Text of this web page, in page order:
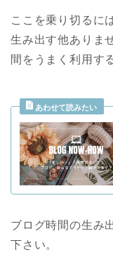
ここを乗り切るに
生み出す他ありま
間をうまく利用す
ブログ時間の生み
下さい。